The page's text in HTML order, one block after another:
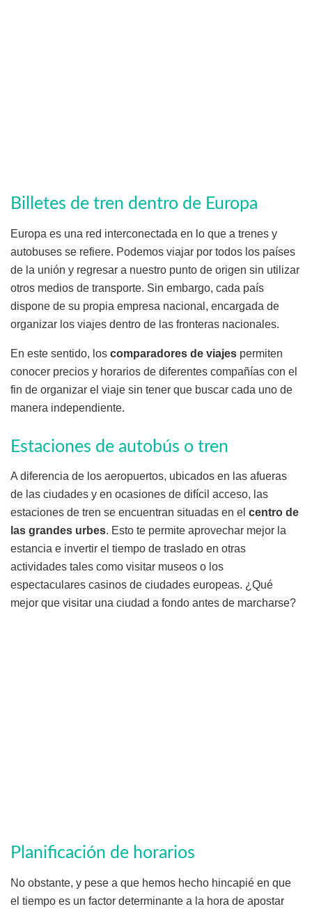
Billetes de tren dentro de Europa
Europa es una red interconectada en lo que a trenes y
autobuses se refiere. Podemos viajar por todos los países
de la unión y regresar a nuestro punto de origen sin utilizar
otros medios de transporte. Sin embargo, cada país
dispone de su propia empresa nacional, encargada de
organizar los viajes dentro de las fronteras nacionales.
En este sentido, los comparadores de viajes permiten
conocer precios y horarios de diferentes compañías con el
fin de organizar el viaje sin tener que buscar cada uno de
manera independiente.
Estaciones de autobús o tren
A diferencia de los aeropuertos, ubicados en las afueras
de las ciudades y en ocasiones de difícil acceso, las
estaciones de tren se encuentran situadas en el centro de
las grandes urbes. Esto te permite aprovechar mejor la
estancia e invertir el tiempo de traslado en otras
actividades tales como visitar museos o los
espectaculares casinos de ciudades europeas. ¿Qué
mejor que visitar una ciudad a fondo antes de marcharse?
Planificación de horarios
No obstante, y pese a que hemos hecho hincapié en que
el tiempo es un factor determinante a la hora de apostar